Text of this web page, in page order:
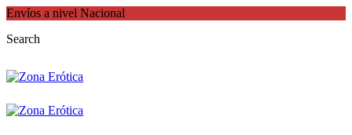
Envíos a nivel Nacional
Search